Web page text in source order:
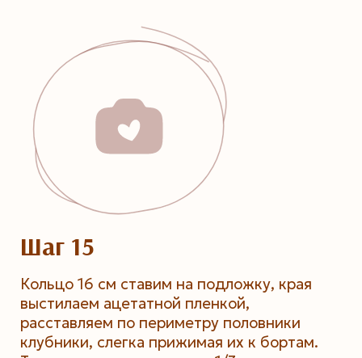
Шаг 15
Кольцо 16 см ставим на подложку, края
выстилаем ацетатной пленкой,
расставляем по периметру половники
клубники, слегка прижимая их к бортам.